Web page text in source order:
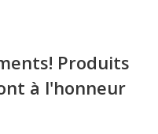
Produits
à l'honneur